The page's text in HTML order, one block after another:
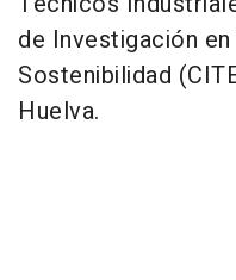
de Investigación
Sostenibilidad
Huelva.